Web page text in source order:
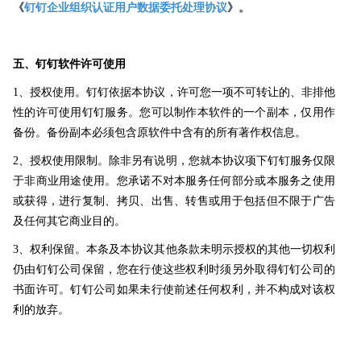
《钉钉企业组织认证用户数据委托处理协议》。
五、钉钉软件许可使用
1、授权使用。钉钉依据本协议，许可您一项不可转让的、非排他
性的许可使用钉钉服务。您可以制作本软件的一个副本，仅用作
备份。备份副本必须包含原软件中含有的所有著作权信息。
2、授权使用限制。除非另有说明，您就本协议项下钉钉服务仅限
于非商业用途使用。您承诺不对本服务任何部分或本服务之使用
或获得，进行复制、拷贝、出售、转售或用于包括但不限于广告
及任何其它商业目的。
3、权利保留。本条及本协议其他条款未明示授权的其他一切权利
仍由钉钉公司保留，您在行使这些权利时须另外取得钉钉公司的
书面许可。钉钉公司如果未行使前述任何权利，并不构成对该权
利的放弃。